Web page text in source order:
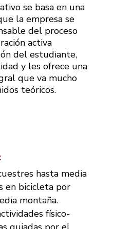
se basa en una
la empresa se
del proceso
activa
del estudiante,
y les ofrece una
que va mucho
teóricos.
hasta media
en bicicleta por
montaña.
físico-